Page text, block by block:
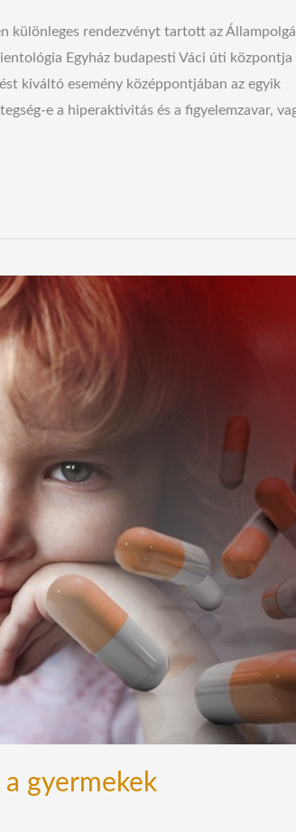
különleges rendezvényt tartott az
Egyház budapesti Váci úti központja
kiváltó esemény középpontjában az egyik
e a hiperaktivitás és a figyelemzavar,
gyermekek